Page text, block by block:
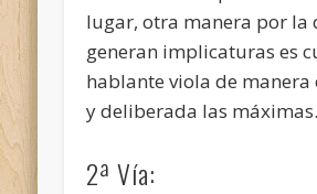
lugar, otra manera por la
generan implicaturas es
hablante viola de manera
y deliberada las máximas.
2ª Vía: